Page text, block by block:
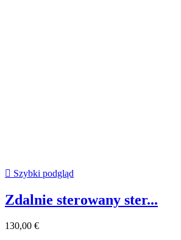
 Szybki podgląd
Zdalnie sterowany ster...
130,00 €